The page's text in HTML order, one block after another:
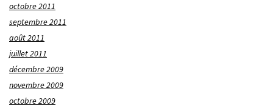
octobre 2011
septembre 2011
août 2011
juillet 2011
décembre 2009
novembre 2009
octobre 2009